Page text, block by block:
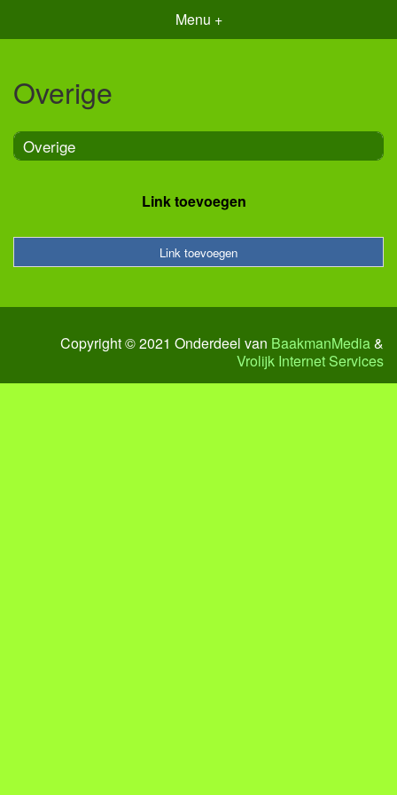
Menu +
Overige
Overige
Link toevoegen
Link toevoegen
Copyright © 2021 Onderdeel van BaakmanMedia&
Vrolijk Internet Services